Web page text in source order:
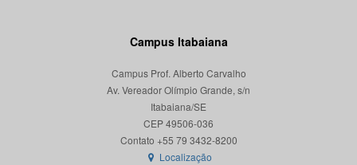
Campus Itabaiana
Campus Prof. Alberto Carvalho
Av. Vereador Olímpio Grande, s/n
Itabaiana/SE
CEP 49506-036
Localização